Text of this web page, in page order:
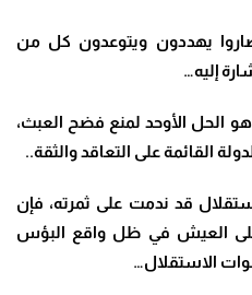
يهددون ويتوعدون كل من
إليه…
هو الحل الأوحد لمنع فضح العبث،
القائمة على التعاقد والثقة..
قد ندمت على ثمرته، فإن
على العيش في ظل واقع البؤس
الاستقلال…